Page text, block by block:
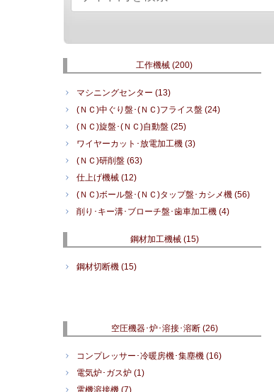
工作機械 (200)
マシニングセンター (13)
(ＮＣ)中ぐり盤･(ＮＣ)フライス盤 (24)
(ＮＣ)旋盤･(ＮＣ)自動盤 (25)
ワイヤーカット･放電加工機 (3)
(ＮＣ)研削盤 (63)
仕上げ機械 (12)
(ＮＣ)ボール盤･(ＮＣ)タップ盤･カシメ機 (56)
削り･キー溝･ブローチ盤･歯車加工機 (4)
鋼材加工機械 (15)
鋼材切断機 (15)
空圧機器･炉･溶接･溶断 (26)
コンプレッサー･冷暖房機･集塵機 (16)
電気炉･ガス炉 (1)